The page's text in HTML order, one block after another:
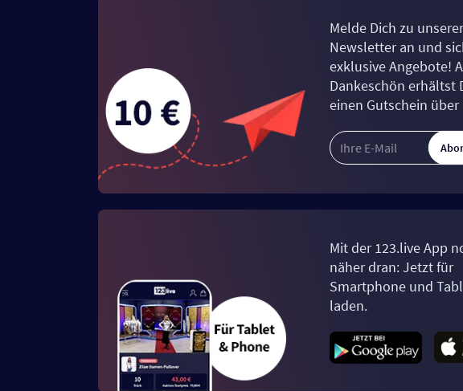
Melde Dich zu
Newsletter an und
exklusive Angebote!
Dankeschön erhältst
einen Gutschein über
Mit der 123.live App
näher dran: Jetzt für
Smartphone und
laden.